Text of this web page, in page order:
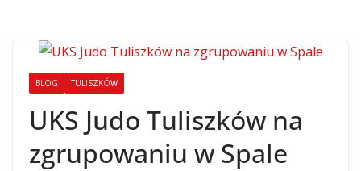
BLOG TULISZKÓW
UKS Judo Tuliszków na
zgrupowaniu w Spale